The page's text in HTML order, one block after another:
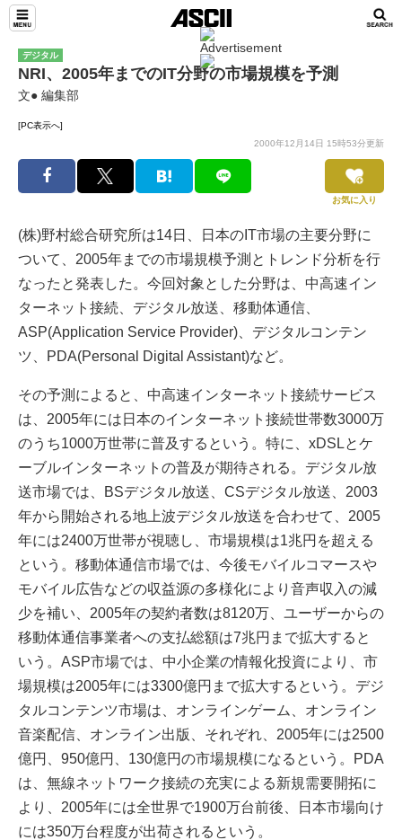
デジタル
NRI、2005年までのIT分野の市場規模を予測
文● 編集部
[PC表示へ]
2000年12月14日 15時53分更新
お気に入り
(株)野村総合研究所は14日、日本のIT市場の主要分野に
ついて、2005年までの市場規模予測とトレンド分析を行
なったと発表した。今回対象とした分野は、中高速イン
ターネット接続、デジタル放送、移動体通信、
ASP(Application Service Provider)、デジタルコンテン
ツ、PDA(Personal Digital Assistant)など。
その予測によると、中高速インターネット接続サービス
は、2005年には日本のインターネット接続世帯数3000万
のうち1000万世帯に普及するという。特に、xDSLとケ
ーブルインターネットの普及が期待される。デジタル放
送市場では、BSデジタル放送、CSデジタル放送、2003
年から開始される地上波デジタル放送を合わせて、2005
年には2400万世帯が視聴し、市場規模は1兆円を超える
という。移動体通信市場では、今後モバイルコマースや
モバイル広告などの収益源の多様化により音声収入の減
少を補い、2005年の契約者数は8120万、ユーザーからの
移動体通信事業者への支払総額は7兆円まで拡大すると
いう。ASP市場では、中小企業の情報化投資により、市
場規模は2005年には3300億円まで拡大するという。デジ
タルコンテンツ市場は、オンラインゲーム、オンライン
音楽配信、オンライン出版、それぞれ、2005年には2500
億円、950億円、130億円の市場規模になるという。PDA
は、無線ネットワーク接続の充実による新規需要開拓に
より、2005年には全世界で1900万台前後、日本市場向け
には350万台程度が出荷されるという。